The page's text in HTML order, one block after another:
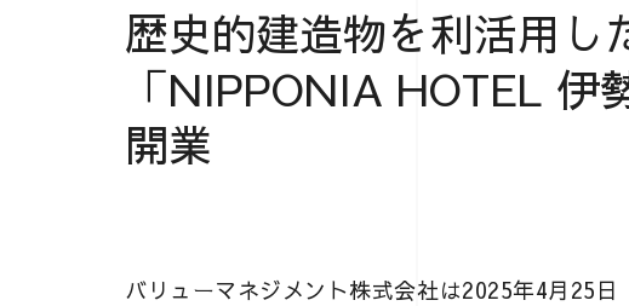
歴史的建造物を利活用し
「NIPPONIA HOTEL 伊
開業
バリューマネジメント株式会社は2025年4月25